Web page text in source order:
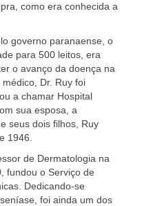
como era conhecida a
governo paranaense, o
para 500 leitos, era
o avanço da doença na
Dr. Ruy foi
a chamar Hospital
sua esposa, a
seus dois filhos, Ruy
1946.
de Dermatologia na
fundou o Serviço de
Dedicando-se
foi ainda um dos